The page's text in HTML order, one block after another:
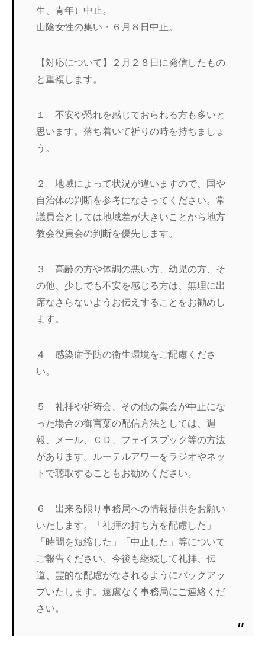
生、青年）中止。
山陰女性の集い・６月８日中止。
【対応について】２月２８日に発信したもの
と重複します。
１ 不安や恐れを感じておられる方も多いと
思います。落ち着いて祈りの時を持ちましょ
う。
２ 地域によって状況が違いますので、国や
自治体の判断を参考になさってください。常
議員会としては地域差が大きいことから地方
教会役員会の判断を優先します。
３ 高齢の方や体調の悪い方、幼児の方、そ
の他、少しでも不安を感じる方は、無理に出
席なさらないようお伝えすることをお勧めし
ます。
４ 感染症予防の衛生環境をご配慮くださ
い。
５ 礼拝や祈祷会、その他の集会が中止にな
った場合の御言葉の配信方法としては、週
報、メール、ＣＤ、フェイスブック等の方法
があります。ルーテルアワーをラジオやネッ
トで聴取することもお勧めください。
６ 出来る限り事務局への情報提供をお願い
いたします。「礼拝の持ち方を配慮した」
「時間を短縮した」「中止した」等について
ご報告ください。今後も継続して礼拝、伝
道、霊的な配慮がなされるようにバックアッ
プいたします。遠慮なく事務局にご連絡くだ
さい。